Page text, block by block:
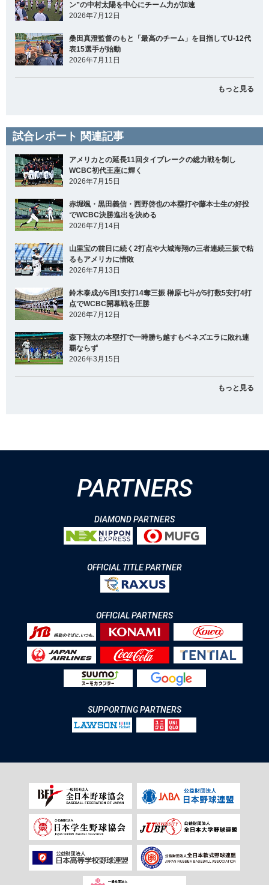
ン”の中村太陽を中心にチーム力が加速
2026年7月12日
桑田真澄監督のもと「最高のチーム」を目指してU-12代
表15選手が始動
2026年7月11日
もっと見る
試合レポート 関連記事
アメリカとの延長11回タイブレークの総力戦を制し
WCBC初代王座に輝く
2026年7月15日
赤堀颯・黒田義信・西野啓也の本塁打や藤本士生の好投
でWCBC決勝進出を決める
2026年7月14日
山里宝の前日に続く2打点や大城海翔の三者連続三振で粘
るもアメリカに惜敗
2026年7月13日
鈴木泰成が6回1安打14奪三振 榊原七斗が5打数5安打4打
点でWCBC開幕戦を圧勝
2026年7月12日
森下翔太の本塁打で一時勝ち越すもベネズエラに敗れ連
覇ならず
2026年3月15日
もっと見る
PARTNERS
DIAMOND PARTNERS
OFFICIAL TITLE PARTNER
OFFICIAL PARTNERS
SUPPORTING PARTNERS